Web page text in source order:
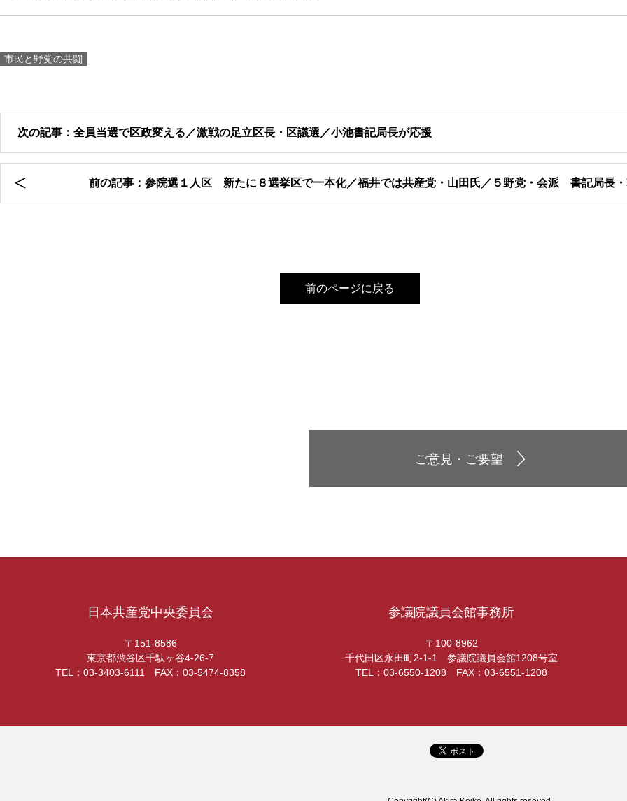
市民と野党の共闘
次の記事：全員当選で区政変える／激戦の足立区長・区議選／小池書記局長が応援
前の記事：参院選１人区 新たに８選挙区で一本化／福井では共産党・山田氏／５野党・会派 書記局長
前のページに戻る
ご意見・ご要望
日本共産党中央委員会
〒151-8586
東京都渋谷区千駄ヶ谷4-26-7
TEL：03-3403-6111 FAX：03-5474-8358
参議院議員会館事務所
〒100-8962
千代田区永田町2-1-1 参議院議員会館1208号室
TEL：03-6550-1208 FAX：03-6551-1208